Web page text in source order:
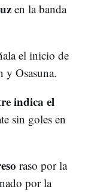
en la banda
el inicio de
y Osasuna.
indica el
sin goles en
raso por la
por la